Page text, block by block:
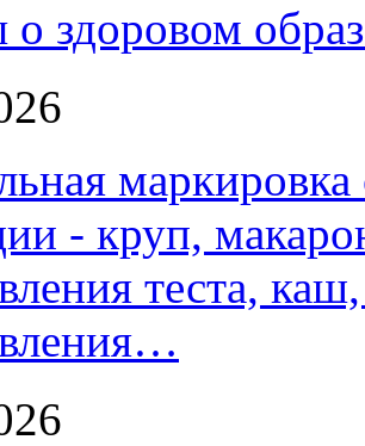
о здоровом
- круп,
теста,